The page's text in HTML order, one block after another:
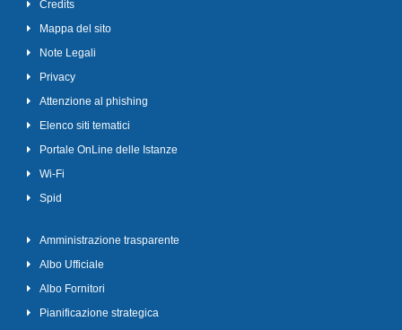
Credits
Mappa del sito
Note Legali
Privacy
Attenzione al phishing
Elenco siti tematici
Portale OnLine delle Istanze
Wi-Fi
Spid
Amministrazione trasparente
Albo Ufficiale
Albo Fornitori
Pianificazione strategica